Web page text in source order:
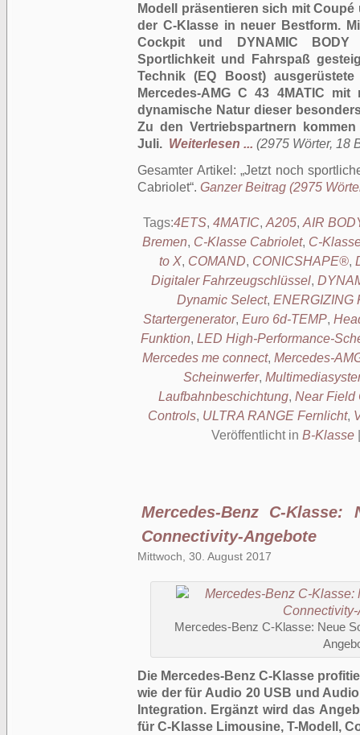
Modell präsentieren sich mit
der C-Klasse in neuer Bestform.
Cockpit und DYNAMIC BODY
Sportlichkeit und Fahrspaß
Technik (EQ Boost)
Mercedes-AMG C 43 4MATIC
dynamische Natur dieser
Zu den Vertriebspartnern
Juli. Weiterlesen ... (2975 Wörter, 18
Gesamter Artikel: Jetzt noch
Cabriolet . Ganzer Beitrag (2975
Tags:4ETS, 4MATIC, A205, AIR
Bremen, C-Klasse Cabriolet, C-
to X, COMAND, CONICSHAPE®,
Digitaler Fahrzeugschlüssel,
Dynamic Select, ENERGIZING
Startergenerator, Euro 6d-TEMP,
Funktion, LED High-Performance-
Mercedes me connect, Mercedes-
Scheinwerfer,
Laufbahnbeschichtung, Near Field
Controls, ULTRA RANGE Fernlicht,
Veröffentlicht in B-Klasse
Mercedes-Benz C-Klasse:
Connectivity-Angebote
Mittwoch, 30. August 2017
Mercedes-Benz C-Klasse: Neue
Die Mercedes-Benz C-Klasse
wie der für Audio 20 USB und
Integration. Ergänzt wird das
für C-Klasse Limousine, T-Modell,